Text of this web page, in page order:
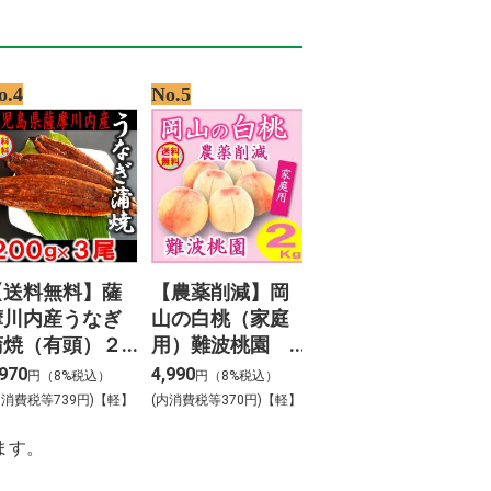
送料無料】薩
川内産うなぎ
（有頭）２
０ｇ×３尾
円（8%税込）
費税等739円)【軽】
No.5
【農薬削減】岡
山の白桃（家庭
用）難波桃園
２Kg
4,990円（8%税込）
(内消費税等370円)【軽】
。